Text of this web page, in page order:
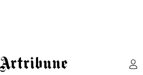
Artribune